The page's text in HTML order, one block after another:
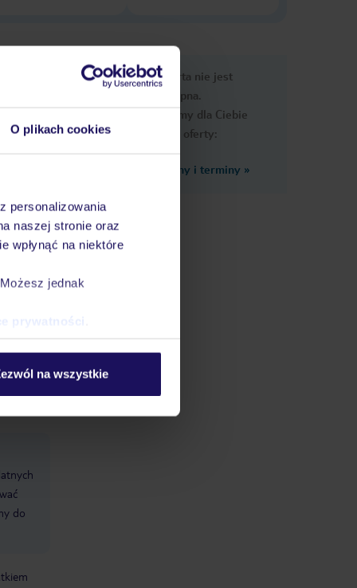
O plikach cookies
personalizowania
naszej stronie oraz
wpłynąć na niektóre
jednak
prywatności
na wszystkie
do
Ups, ta oferta nie jest
dostępna.
Przygotowaliśmy dla Ciebie
podobne oferty:
Zobacz inne ceny i terminy »